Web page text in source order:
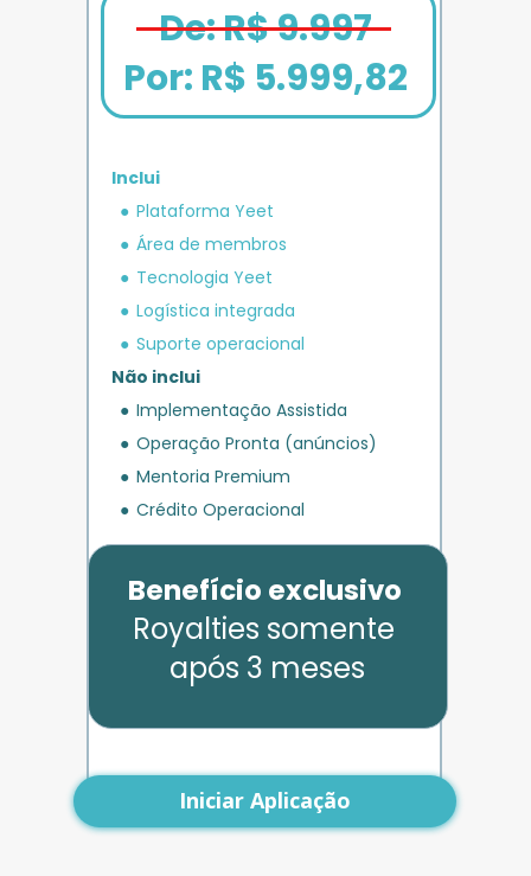
PLANO
IMPULSO
Parcele em até
12x de R$ 1.666,67
Inclui
Plataforma Yeet
Área de membros
Tecnologia Yeet
Logística integrada
Suporte operacional
Não inclui
Implementação Assistida
Operação Pronta (anúncios)
Mentoria Premium
Crédito Operacional
Bônus exclusivo
+ R$ 5.000
Yeet
Benefício exclusivo
Iniciar Aplicação
De: R$ 9.997
Por: R$ 5.999,82
Royalties somente
após 3 meses
Benefício exclusivo